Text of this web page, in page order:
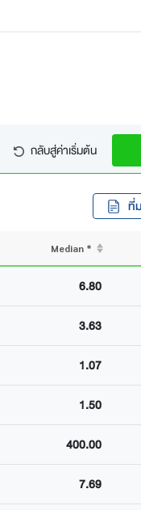
กลับสู่ค่าเริ่มต้น
ที่
Median *
6.80
3.63
1.07
1.50
400.00
7.69